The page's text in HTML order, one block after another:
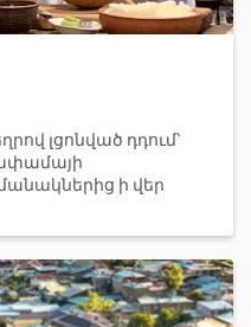
լցոնված դդում՝
ի վեր